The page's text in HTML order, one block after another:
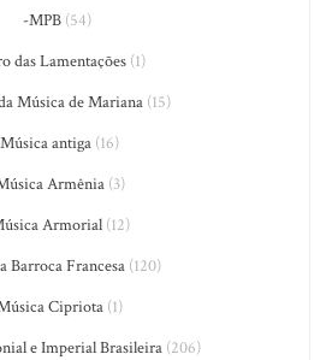
-MPB(54)
das Lamentações (1)
Música de Mariana(15)
antiga (16)
Armênia(3)
Armorial(12)
Barroca Francesa(120)
Cipriota (1)
e Imperial Brasileira(206)